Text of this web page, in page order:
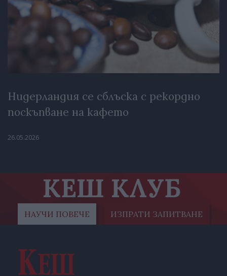
Нидерландия се сблъска с рекордно
поскъпване на кафето
26.05.2026
КЕШ КЛУБ
НАУЧИ ПОВЕЧЕ ИЗПРАТИ ЗАПИТВАНЕ